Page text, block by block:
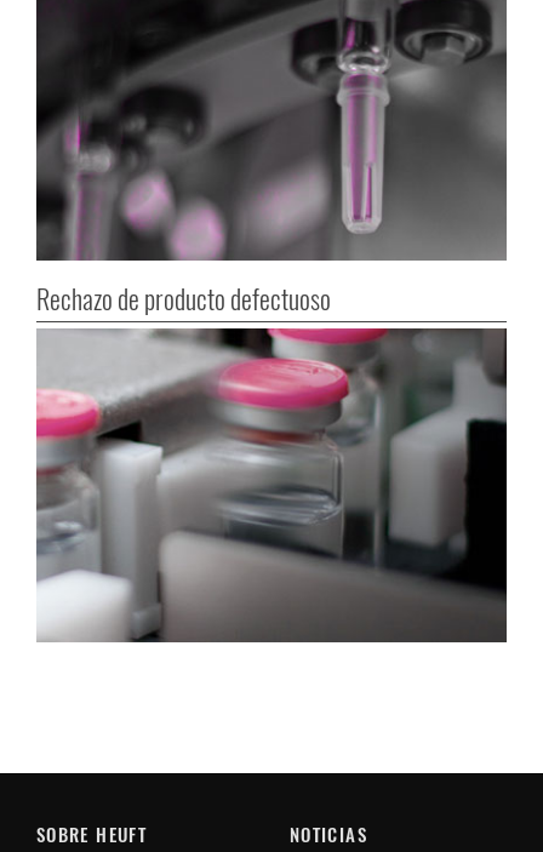
Rechazo de producto defectuoso
SOBRE HEUFT NOTICIAS